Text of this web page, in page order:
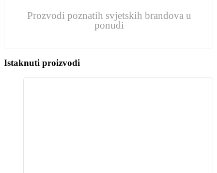
Prozvodi poznatih svjetskih brandova u
ponudi
Istaknuti proizvodi